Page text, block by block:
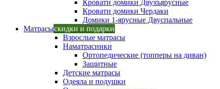
Кровати домики Двухъярусные
Кровати домики Чердаки
Домики 1-ярусные Двуспальные
Матрасыскидки и подарки
Взрослые матрасы
Наматрасники
Ортопедические (топперы на диван)
Защитные
Детские матрасы
Одеяла и подушки